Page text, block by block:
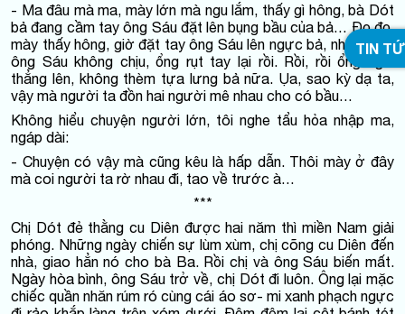
TIN
- Ma đâu mà ma, mày lớn mà ngu lắm, thấy gì hông, bà Dót
bả đang cầm tay ông Sáu đặt lên bụng bầu của bả… Đọ đọ,
mày thấy hông, giờ đặt tay ông Sáu lên ngực bả, nhưng mà
ông Sáu không chịu, ổng rụt tay lại rồi. Rồi, rồi ổng ngồi
thẳng lên, không thèm tựa lưng bả nữa. Ụa, sao kỳ dạ ta,
vậy mà người ta đồn hai người mê nhau cho có bầu…
Không hiểu chuyện người lớn, tôi nghe tẩu hỏa nhập ma,
ngáp dài:
- Chuyện có vậy mà cũng kêu là hấp dẫn. Thôi mày ở đây
mà coi người ta rờ nhau đi, tao về trước à…
***
Chị Dót đẻ thằng cu Diên được hai năm thì miền Nam giải
phóng. Những ngày chiến sự lùm xùm, chị cõng cu Diên đến
nhà, giao hẳn nó cho bà Ba. Rồi chị và ông Sáu biến mất.
Ngày hòa bình, ông Sáu trở về, chị Dót đi luôn. Ông lại mặc
chiếc quần nhăn rúm ró cùng cái áo sơ- mi xanh phạch ngực